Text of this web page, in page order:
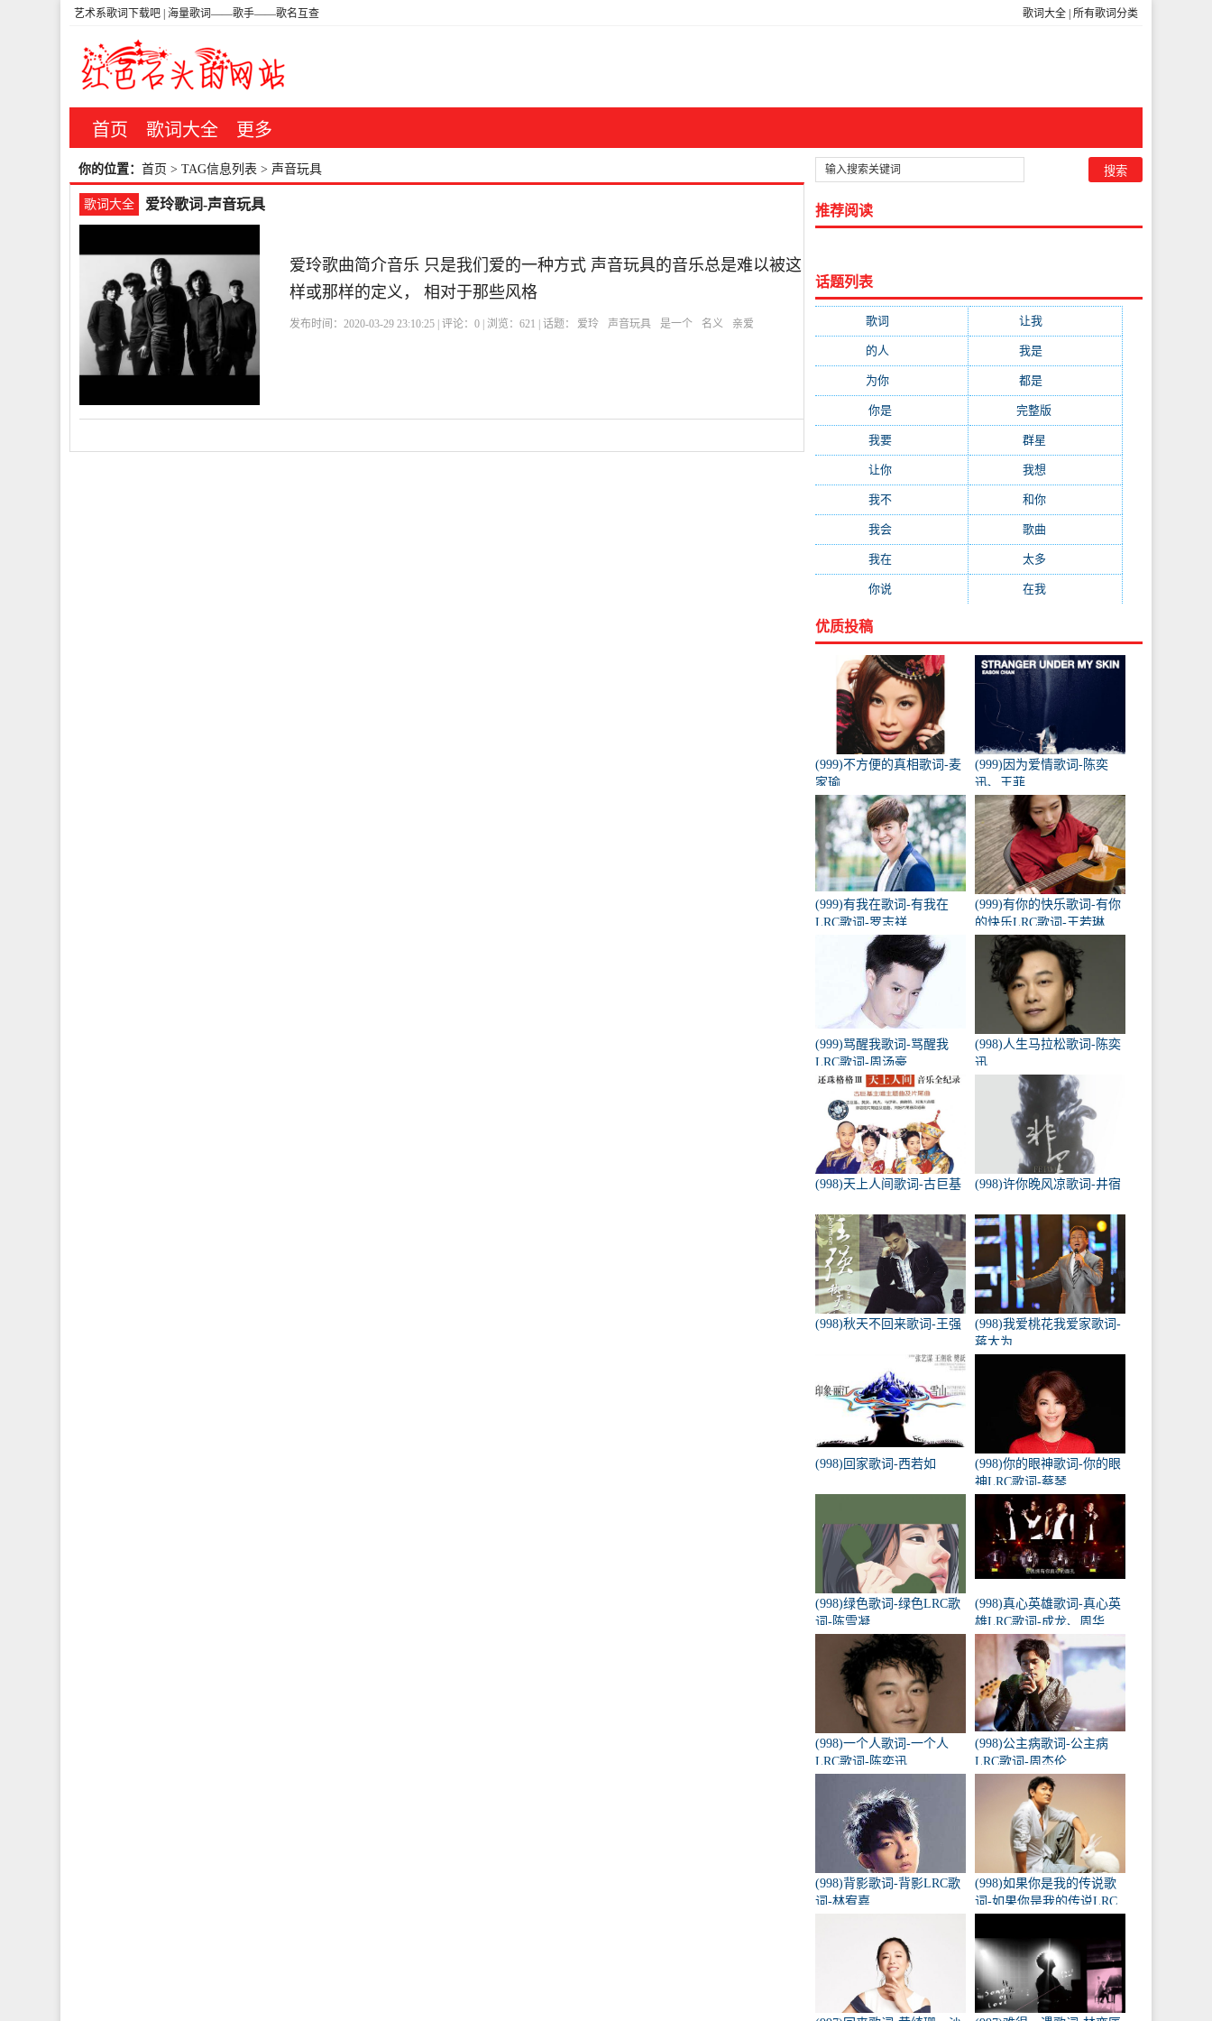
歌词大全 所有歌词分类
艺术系歌词下载吧 | 海量歌词——歌手——歌名互查
首页 歌词大全 更多
你的位置： 首页 > TAG信息列表 > 声音玩具
歌词大全 爱玲歌词-声音玩具
爱玲歌曲简介音乐 只是我们爱的一种方式 声音玩具的音乐总是难以被这
样或那样的定义， 相对于那些风格
发布时间：2020-03-29 23:10:25 | 评论：0 | 浏览：621 | 话题： 爱玲 声音玩具 是一个 名义 亲爱
推荐阅读
话题列表
歌词 让我
的人 我是
为你(111) 都是
你是 完整版
我要 群星
让你 我想
我不 和你(80)
我会 歌曲
我在 太多
你说 在我(64)
优质投稿
(999)不方便的真相歌词-麦
家瑜
(999)因为爱情歌词-陈奕
迅、王菲
(999)有我在歌词-有我在
LRC歌词-罗志祥
(999)有你的快乐歌词-有你
的快乐LRC歌词-王若琳
(999)骂醒我歌词-骂醒我
LRC歌词-周汤豪
(998)人生马拉松歌词-陈奕
迅
(998)天上人间歌词-古巨基 (998)许你晚风凉歌词-井宿
(998)秋天不回来歌词-王强
(998)我爱桃花我爱家歌词-
蒋大为
(998)回家歌词-西若如
(998)你的眼神歌词-你的眼
神LRC歌词-蔡琴
(998)绿色歌词-绿色LRC歌
词-陈雪凝
(998)真心英雄歌词-真心英
雄LRC歌词-成龙、周华
健、黄耀明、李宗盛
(998)一个人歌词-一个人
LRC歌词-陈奕迅
(998)公主病歌词-公主病
LRC歌词-周杰伦
(998)背影歌词-背影LRC歌
词-林宥嘉
(998)如果你是我的传说歌
词-如果你是我的传说LRC